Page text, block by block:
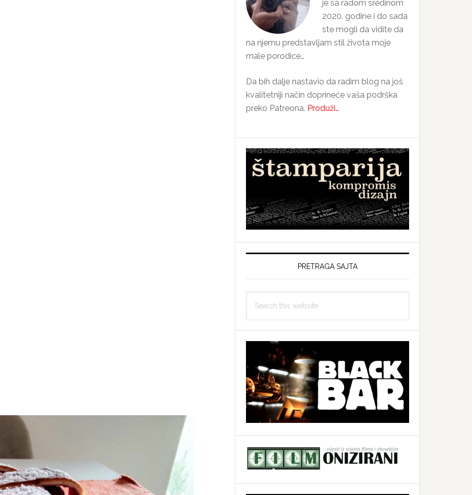
je sa radom sredinom
2020. godine i do sada
ste mogli da vidite da
na njemu predstavljam stil života moje
male porodice…
Da bih dalje nastavio da radim blog na još
kvalitetniji način doprineće vaša podrška
preko Patreona. Produži…
PRETRAGA SAJTA
this